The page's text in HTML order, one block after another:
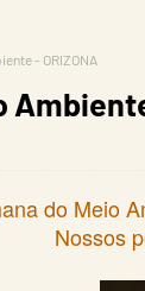
- ORIZONA
do Meio
Nossos